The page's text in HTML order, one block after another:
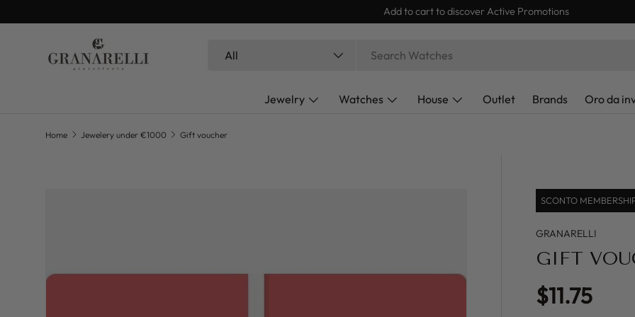
SKIP TO CONTENT
All
Jewelry Watches House Outlet Brands Oro da
Home Jewelery under €1000 Gift voucher
SCONTO
GRANARELLI
GIFT
Regular
$11.75